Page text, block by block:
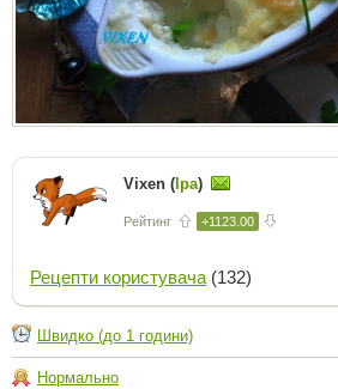
Vixen (Іра)
Рейтинг +1123.00
Рецепти користувача (132)
Швидко (до 1 години)
Нормально